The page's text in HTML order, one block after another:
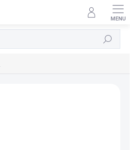
Hledat